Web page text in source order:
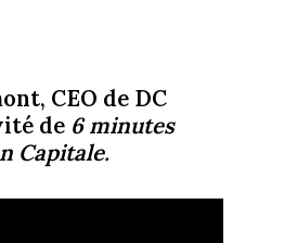
CEO de DC
de 6 minutes
Capitale.